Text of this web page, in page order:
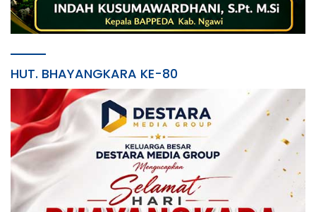
HUT. BHAYANGKARA KE-80